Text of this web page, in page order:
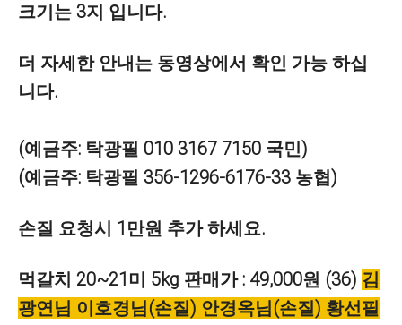
크기는 3지 입니다.
더 자세한 안내는 동영상에서 확인 가능 하십
니다.
(예금주: 탁광필 010 3167 7150 국민)
(예금주: 탁광필 356-1296-6176-33 농협)
손질 요청시 1만원 추가 하세요.
먹갈치 20~21미 5kg 판매가 : 49,000원 (36) 김
광연님 이호경님(손질) 안경옥님(손질) 황선필